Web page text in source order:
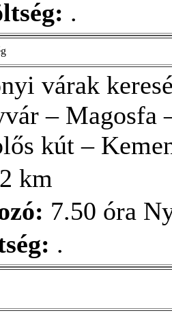
.
várak
– Magosfa
kút –
km
7.50 óra
.